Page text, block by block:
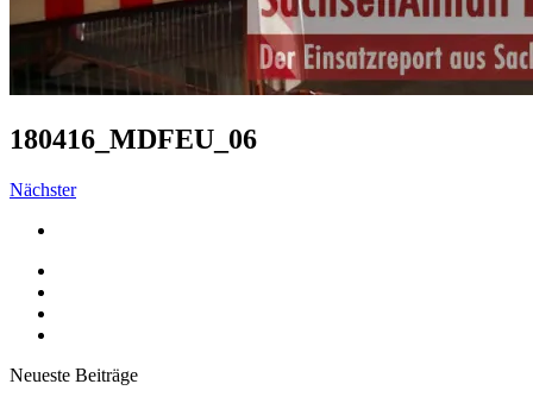
180416_MDFEU_06
Nächster
Neueste Beiträge